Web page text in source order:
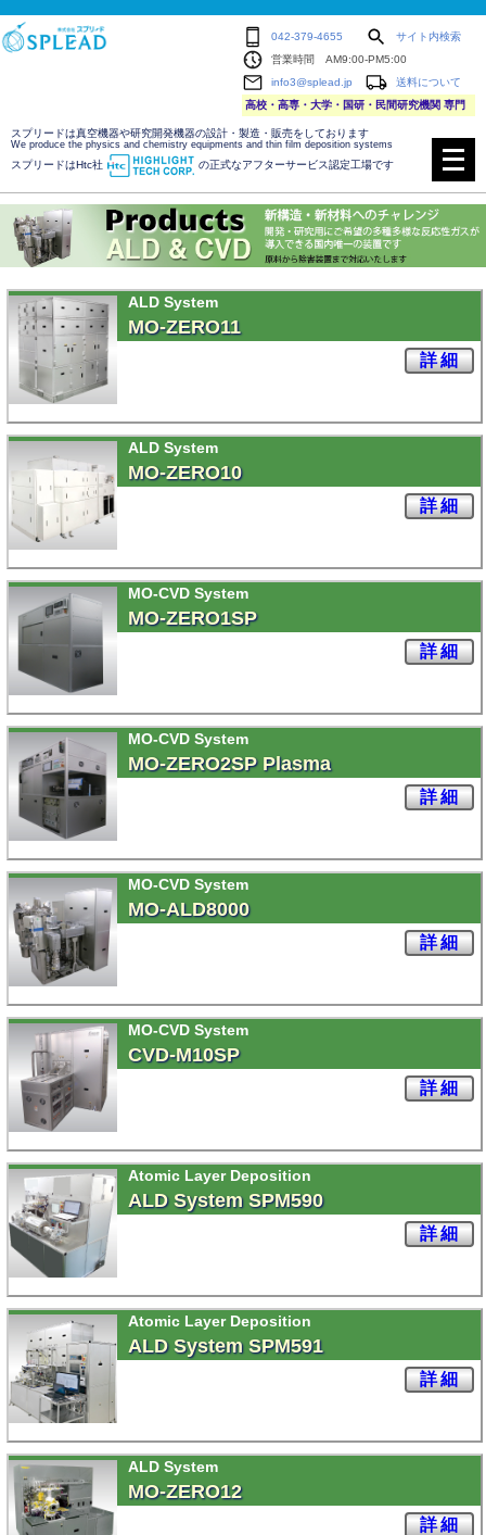
042-379-4655
サイト内検索
営業時間 AM9:00-PM5:00
info3@splead.jp
送料について
高校・高専・大学・国研・民間研究機関 専門
スプリードは真空機器や研究開発機器の設計・製造・販売をしております
We produce the physics and chemistry equipments and thin film deposition systems
スプリードはHtc社 の正式なアフターサービス認定工場です
メ
ニ
ュ
ー
を
開
ALD System
MO-ZERO11
詳細
ALD System
MO-ZERO10
詳細
MO-CVD System
MO-ZERO1SP
詳細
MO-CVD System
MO-ZERO2SP Plasma
詳細
MO-CVD System
MO-ALD8000
詳細
MO-CVD System
CVD-M10SP
詳細
Atomic Layer Deposition
ALD System SPM590
詳細
Atomic Layer Deposition
ALD System SPM591
詳細
ALD System
MO-ZERO12
詳細